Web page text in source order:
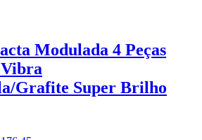
Modulada 4 Peças
Grafite Super Brilho